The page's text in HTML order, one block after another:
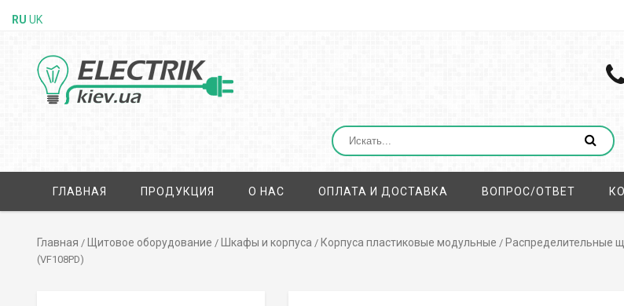
ГЛАВНАЯ ПРОДУКЦИЯ О НАС ОПЛАТА И ДОСТАВКА ВОПРОС/ОТВЕТ
Главная / Щитовое оборудование / Шкафы и корпуса / Корпуса пластиковые модульные / Распределительные
(VF108PD)
RU UK